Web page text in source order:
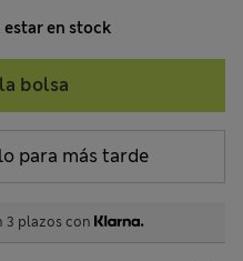
estar en stock
bolsa
para más tarde
3 plazos con